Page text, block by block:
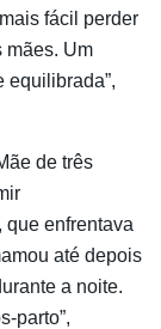
fácil perder
mães. Um
equilibrada”,
de três
enfrentava
até depois
a noite.
parto”,